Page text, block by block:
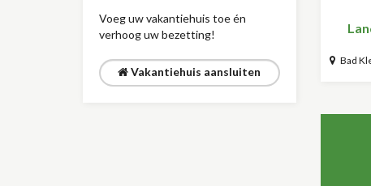
Voeg uw vakantiehuis toe én
verhoog uw bezetting!
Vakantiehuis aansluiten
Bad